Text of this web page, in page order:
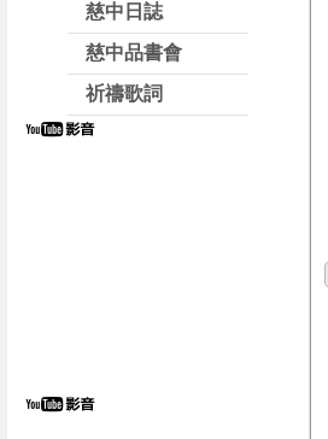
慈中日誌
慈中品書會
祈禱歌詞